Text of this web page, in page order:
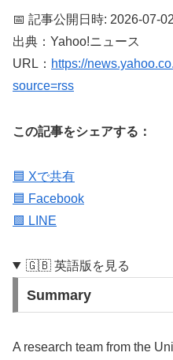
📅 記事公開日時: 2026-07-
出典：Yahoo!ニュース
URL： https://
source=rss
この記事をシェアする：
🟦 Xで共有
🟦 Facebook
🟩 LINE
🇬🇧 英語版を見る
Summary
A research team from the